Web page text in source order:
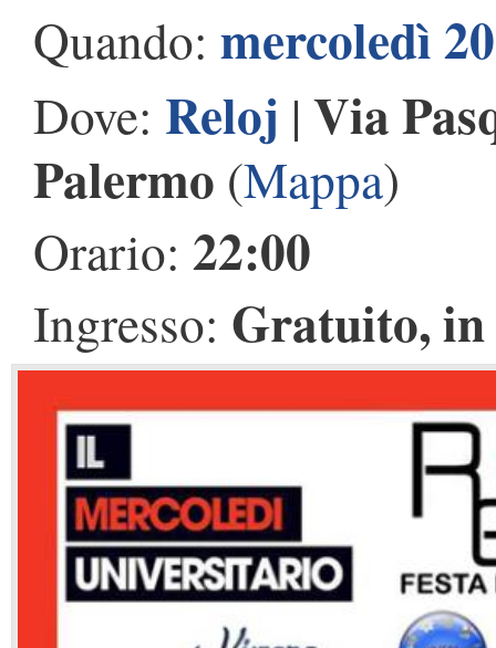
Quando: mercoledì
Dove: Reloj | Via
Palermo (Mappa)
Orario: 22:00
Ingresso: Gratuito,